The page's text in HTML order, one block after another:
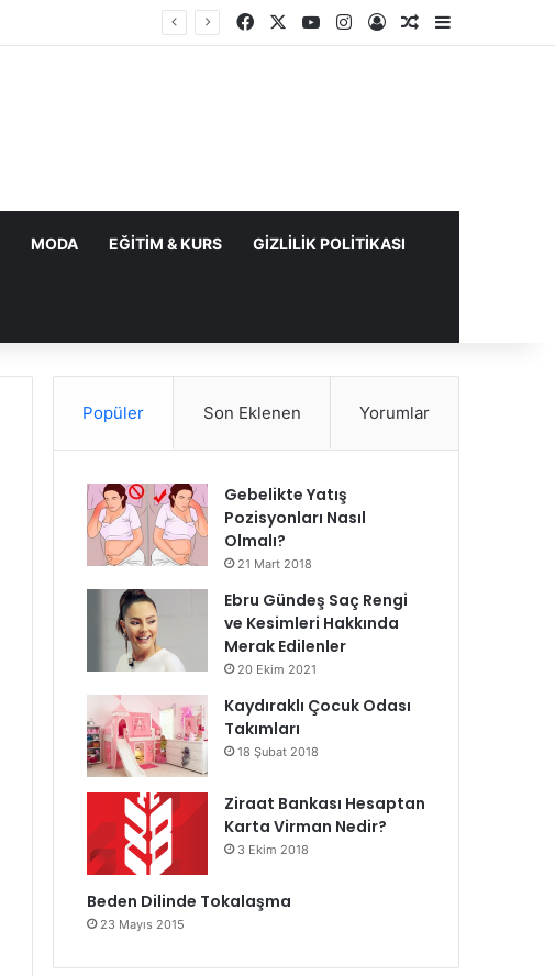
FacebookYouTubeInstagram
Kayıt OlRastgele Makale
Kenar
MODA EĞITIM & KURS GIZLILIK POLITIKASI
Popüler Son Eklenen Yorumlar
Gebelikte Yatış
Pozisyonları Nasıl
Olmalı?
21 Mart 2018
Ebru Gündeş Saç Rengi
ve Kesimleri Hakkında
Merak Edilenler
20 Ekim 2021
Kaydıraklı Çocuk Odası
Takımları
18 Şubat 2018
Ziraat Bankası Hesaptan
Karta Virman Nedir?
3 Ekim 2018
Beden Dilinde Tokalaşma
23 Mayıs 2015